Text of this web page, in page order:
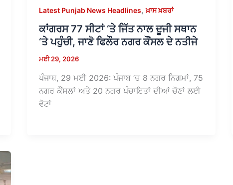
Latest Punjab News Headlines,ਖ਼ਾਸ ਖ਼ਬਰਾਂ
ਕਾਂਗਰਸ 77 ਸੀਟਾਂ ‘ਤੇ ਜਿੱਤ ਨਾਲ ਦੂਜੀ ਸਥਾਨ
‘ਤੇ ਪਹੁੰਚੀ, ਜਾਣੋ ਫਿਲੌਰ ਨਗਰ ਕੌਂਸਲ ਦੇ ਨਤੀਜੇ
ਮਈ 29, 2026
ਪੰਜਾਬ, 29 ਮਈ 2026: ਪੰਜਾਬ ‘ਚ 8 ਨਗਰ ਨਿਗਮਾਂ, 75
ਨਗਰ ਕੌਂਸਲਾਂ ਅਤੇ 20 ਨਗਰ ਪੰਚਾਇਤਾਂ ਦੀਆਂ ਚੋਣਾਂ ਲਈ
ਵੋਟਾਂ